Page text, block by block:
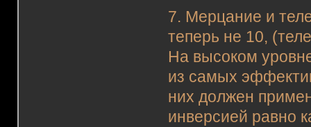
7. Мерцание и
теперь не 10,
На высоком
из самых
них должен
инверсией равно